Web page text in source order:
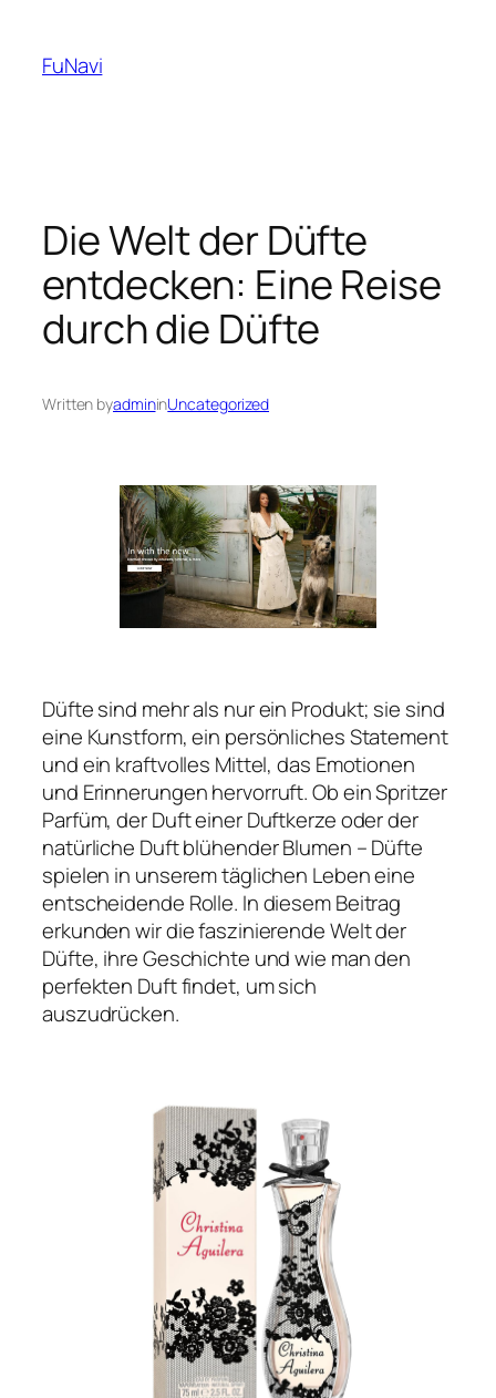
content
FuNavi
Die Welt der Düfte
entdecken: Eine Reise
durch die Düfte
Written byadmininUncategorized
Düfte sind mehr als nur ein Produkt; sie sind
eine Kunstform, ein persönliches Statement
und ein kraftvolles Mittel, das Emotionen
und Erinnerungen hervorruft. Ob ein Spritzer
Parfüm, der Duft einer Duftkerze oder der
natürliche Duft blühender Blumen – Düfte
spielen in unserem täglichen Leben eine
entscheidende Rolle. In diesem Beitrag
erkunden wir die faszinierende Welt der
Düfte, ihre Geschichte und wie man den
perfekten Duft findet, um sich
auszudrücken.